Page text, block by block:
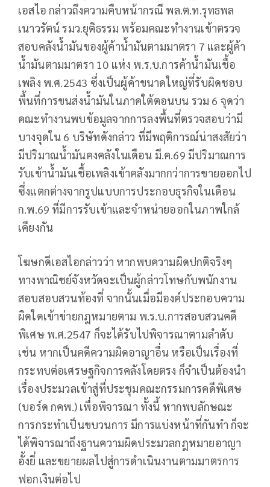
เอสไอ กล่าวถึงความคืบหน้ากรณี พล.ต.ท.รุทธพล
เนาวรัตน์ รมว.ยุติธรรม พร้อมคณะทำงานเข้าตรวจ
สอบคลังน้ำมันของผู้ค้าน้ำมันตามมาตรา 7 และผู้ค้า
น้ำมันตามมาตรา 10 แห่ง พ.ร.บ.การค้าน้ำมันเชื้อ
เพลิง พ.ศ.2543 ซึ่งเป็นผู้ค้าขนาดใหญ่ที่รับผิดชอบ
พื้นที่การขนส่งน้ำมันในภาคใต้ตอนบน รวม 6 จุดว่า
คณะทำงานพบข้อมูลจากการลงพื้นที่ตรวจสอบว่ามี
บางจุดใน 6 บริษัทดังกล่าว ที่มีพฤติการณ์น่าสงสัยว่า
มีปริมาณน้ำมันคงคลังในเดือน มี.ค.69 มีปริมาณการ
รับเข้าน้ำมันเชื้อเพลิงเข้าคลังมากกว่าการขายออกไป
ซึ่งแตกต่างจากรูปแบบการประกอบธุรกิจในเดือน
ก.พ.69 ที่มีการรับเข้าและจำหน่ายออกในภาพใกล้
เคียงกัน
โฆษกดีเอสไอกล่าวว่า หากพบความผิดปกติจริงๆ
ทางพาณิชย์จังหวัดจะเป็นผู้กล่าวโทษกับพนักงาน
สอบสอบสวนท้องที่ จากนั้นเมื่อมีองค์ประกอบความ
ผิดใดเข้าข่ายกฎหมายตาม พ.ร.บ.การสอบสวนคดี
พิเศษ พ.ศ.2547 ก็จะได้รับไปพิจารณาตามลำดับ
เช่น หากเป็นคดีความผิดอาญาอื่น หรือเป็นเรื่องที่
กระทบต่อเศรษฐกิจการคลังโดยตรง ก็จำเป็นต้องนำ
เรื่องประมวลเข้าสู่ที่ประชุมคณะกรรมการคดีพิเศษ
(บอร์ด กคพ.) เพื่อพิจารณา ทั้งนี้ หากพบลักษณะ
การกระทำเป็นขบวนการ มีการแบ่งหน้าที่กันทำ ก็จะ
ได้พิจารณาถึงฐานความผิดประมวลกฎหมายอาญา
อั้งยี่ และขยายผลไปสู่การดำเนินงานตามมาตรการ
ฟอกเงินต่อไป